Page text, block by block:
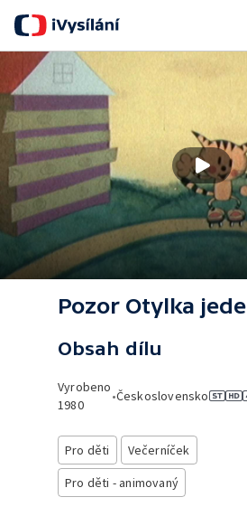
Pozor Otylka jede
Obsah dílu
Vyrobeno
1980
•Československo
Pro děti
Večerníček
Pro děti - animovaný